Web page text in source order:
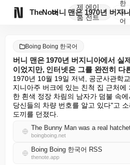
TheNote
제
품
에이
전트
한
국
어
Boing Boing 한국어
버니 맨은 1970년 버지니아에서 실
이었지만, 인터넷은 그를 완전히 다
1970년 10월 19일 저녁, 공군사관학
지니아주 버크에 있는 친척 집 근처에
한 흰색 정장 차림의 남자가 덤불 속
당신들의 차량 번호를 알고 있다"고
도끼를 던졌다.
boingboing.net
Boing Boing 한국어 RSS
thenote.app